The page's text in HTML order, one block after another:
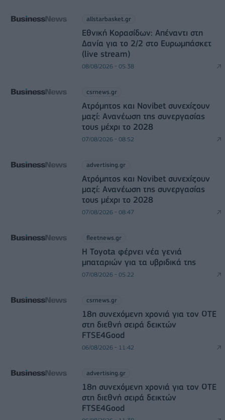
allstarbasket.gr
Εθνική Κορασίδων: Απέναντι στη
Δανία για το 2/2 στο Ευρωμπάσκετ
(live stream)
08/08/2026 - 05:38
csrnews.gr
Ατρόμητος και Novibet συνεχίζουν
μαζί: Ανανέωση της συνεργασίας
τους μέχρι το 2028
07/08/2026 - 08:52
advertising.gr
Ατρόμητος και Novibet συνεχίζουν
μαζί: Ανανέωση της συνεργασίας
τους μέχρι το 2028
07/08/2026 - 08:47
fleetnews.gr
Η Toyota φέρνει νέα γενιά
μπαταριών για τα υβριδικά της
07/08/2026 - 05:22
csrnews.gr
18η συνεχόμενη χρονιά για τον ΟΤΕ
στη διεθνή σειρά δεικτών
FTSE4Good
06/08/2026 - 11:42
advertising.gr
18η συνεχόμενη χρονιά για τον ΟΤΕ
στη διεθνή σειρά δεικτών
FTSE4Good